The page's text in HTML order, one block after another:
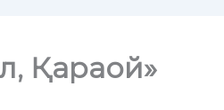
Қараой»